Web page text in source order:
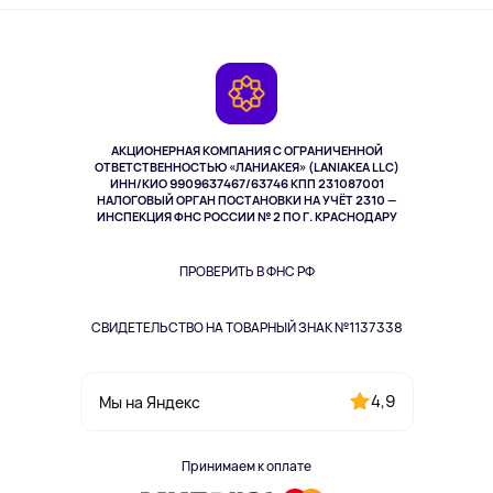
АКЦИОНЕРНАЯ КОМПАНИЯ С ОГРАНИЧЕННОЙ
ОТВЕТСТВЕННОСТЬЮ «ЛАНИАКЕЯ» (LANIAKEA LLC)
ИНН/КИО 9909637467/63746 КПП 231087001
НАЛОГОВЫЙ ОРГАН ПОСТАНОВКИ НА УЧЁТ 2310 —
ИНСПЕКЦИЯ ФНС РОССИИ № 2 ПО Г. КРАСНОДАРУ
ПРОВЕРИТЬ В ФНС РФ
СВИДЕТЕЛЬСТВО НА ТОВАРНЫЙ ЗНАК №1137338
Мы на Яндекс 4,9
Принимаем к оплате
Одежда и аксессуары